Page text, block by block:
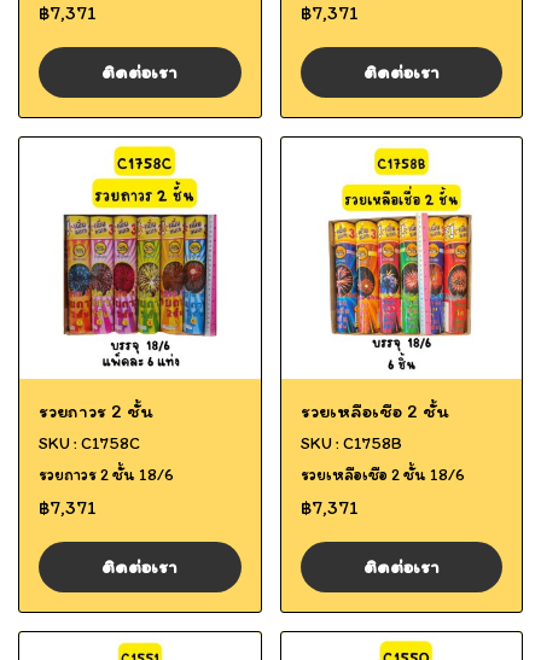
฿7,371
ติดต่อเรา
฿7,371
ติดต่อเรา
รวยถาวร 2 ชั้น
SKU : C1758C
รวยถาวร 2 ชั้น 18/6
฿7,371
ติดต่อเรา
รวยเหลือเชือ 2 ชั้น
SKU : C1758B
รวยเหลือเชือ 2 ชั้น 18/6
฿7,371
ติดต่อเรา